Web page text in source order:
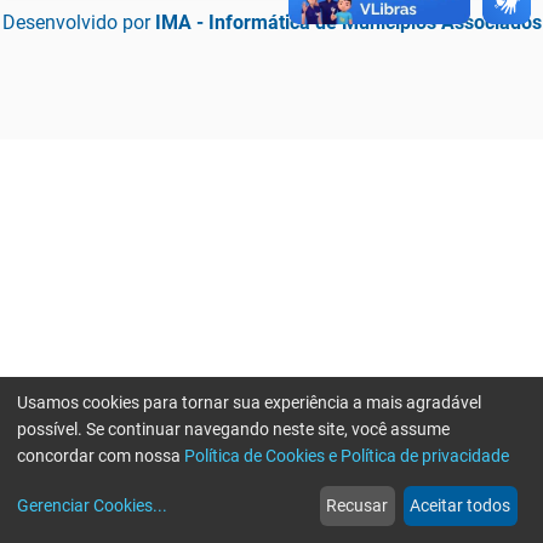
Desenvolvido por IMA - Informática de Municípios Associados
web
Notícias
more_horiz
Mais
Usamos cookies para tornar sua experiência a mais agradável
possível. Se continuar navegando neste site, você assume
concordar com nossa Política de Cookies e Política de privacidade
Gerenciar Cookies... Recusar Aceitar todos
Erro ao enviar informações, por favor tente novamente